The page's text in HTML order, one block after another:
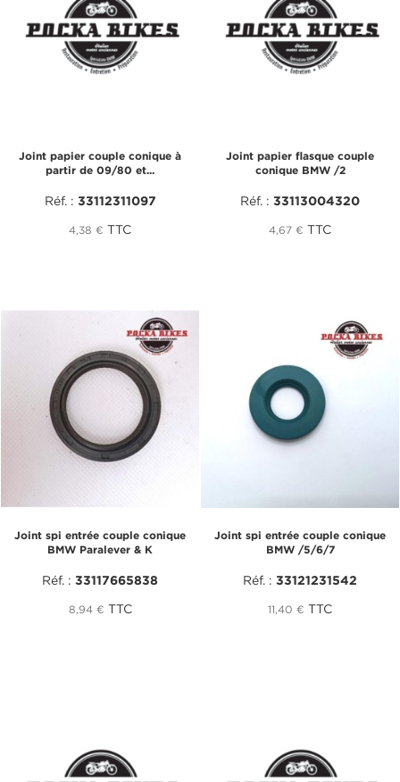
Joint papier couple conique à
partir de 09/80 et...
Réf. : 33112311097
4,38 € TTC
Joint papier flasque couple
conique BMW /2
Réf. : 33113004320
4,67 € TTC
Joint spi entrée couple conique
BMW Paralever & K
Réf. : 33117665838
8,94 € TTC
Joint spi entrée couple conique
BMW /5/6/7
Réf. : 33121231542
11,40 € TTC